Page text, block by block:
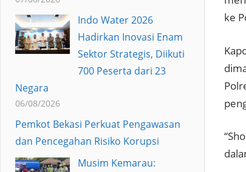
ke
Indo Water 2026
Hadirkan Inovasi Enam
Sektor Strategis, Diikuti
700 Peserta dari 23
Negara
06/08/2026
Pemkot Bekasi Perkuat Pengawasan
dan Pencegahan Risiko Korupsi
Musim Kemarau: